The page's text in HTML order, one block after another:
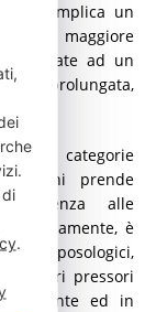
non implica un
una maggiore
legate ad un
prolungata,
due categorie
chi prende
alle
è
posologici,
i valori pressori
ed in
.